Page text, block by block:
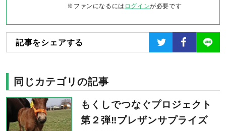
※ファンになるには ログインが必要です
記事をシェアする
同じカテゴリの記事
もくしでつなぐプロジェクト
第２弾‼プレザンサプライズ